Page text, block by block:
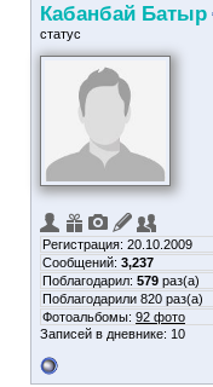
Кабанбай Батыр
статус
Регистрация: 20.10.2009
Сообщений: 3,237
Поблагодарил: 579 раз(а)
Поблагодарили 820 раз(а)
Фотоальбомы: 92 фото
Записей в дневнике: 10